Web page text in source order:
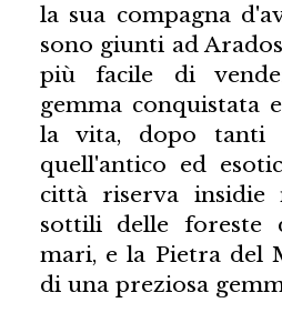
la sua compagna
sono giunti ad
più facile di
gemma conquistata
la vita, dopo tanti
quell'antico ed
città riserva insidie
sottili delle
mari, e la Pietra del
di una preziosa